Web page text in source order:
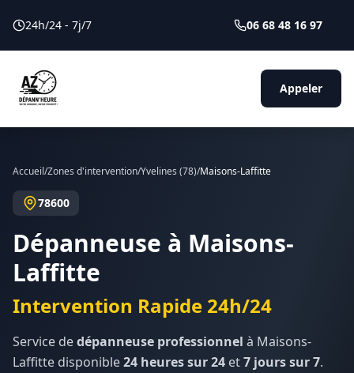
24h/24 - 7j/7 06 68 48 16 97
Appeler
Accueil/Zones d'intervention/Yvelines (78)/Maisons-Laffitte
78600
Dépanneuse à Maisons-
Laffitte
Intervention Rapide 24h/24
Service dedépanneuse professionnel à Maisons-
Laffitte disponible24 heures sur 24 et7 jours sur 7.